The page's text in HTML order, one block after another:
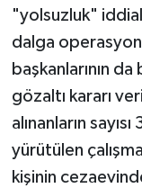
"yolsuzluk"
dalga operasyon
başkanlarının
gözaltı kararı
alınanların
yürütülen
kişinin